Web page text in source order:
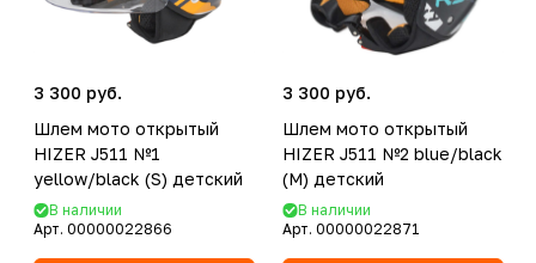
3 300 руб.
Шлем мото открытый
HIZER J511 №1
yellow/black (S) детский
В наличии
Арт. 00000022866
3 300 руб.
Шлем мото открытый
HIZER J511 №2 blue/black
(M) детский
В наличии
Арт. 00000022871